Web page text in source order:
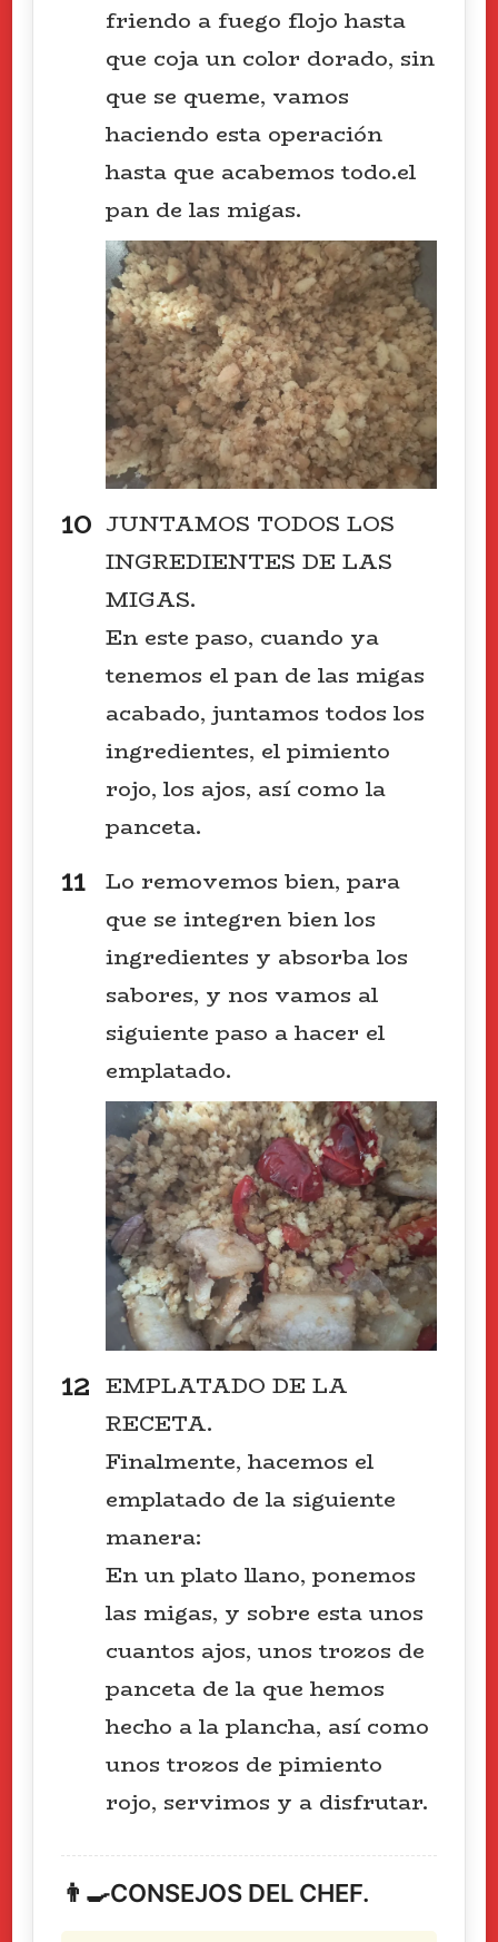
friendo a fuego flojo hasta
que coja un color dorado, sin
que se queme, vamos
haciendo esta operación
hasta que acabemos todo.el
pan de las migas.
JUNTAMOS TODOS LOS
INGREDIENTES DE LAS
MIGAS.
En este paso, cuando ya
tenemos el pan de las migas
acabado, juntamos todos los
ingredientes, el pimiento
rojo, los ajos, así como la
panceta.
Lo removemos bien, para
que se integren bien los
ingredientes y absorba los
sabores, y nos vamos al
siguiente paso a hacer el
emplatado.
EMPLATADO DE LA
RECETA.
Finalmente, hacemos el
emplatado de la siguiente
manera:
En un plato llano, ponemos
las migas, y sobre esta unos
cuantos ajos, unos trozos de
panceta de la que hemos
hecho a la plancha, así como
unos trozos de pimiento
rojo, servimos y a disfrutar.
👨‍🍳CONSEJOS DEL CHEF.